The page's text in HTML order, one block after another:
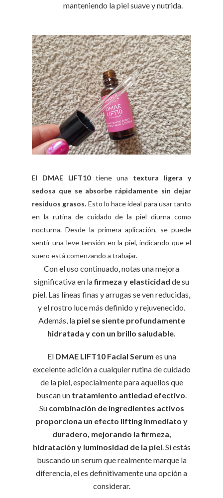
manteniendo la piel suave y nutrida.
El DMAE LIFT10 tiene una textura ligera y
sedosa que se absorbe rápidamente sin dejar
residuos grasos. Esto lo hace ideal para usar tanto
en la rutina de cuidado de la piel diurna como
nocturna. Desde la primera aplicación, se puede
sentir una leve tensión en la piel, indicando que el
suero está comenzando a trabajar.
Con el uso continuado, notas una mejora
significativa en lafirmeza y elasticidad de su
piel. Las líneas finas y arrugas se ven reducidas,
y el rostro luce más definido y rejuvenecido.
Además, la piel se siente profundamente
hidratada y con un brillo saludable.
El DMAE LIFT10 Facial Serum es una
excelente adición a cualquier rutina de cuidado
de la piel, especialmente para aquellos que
buscan un tratamiento antiedad efectivo.
Sucombinación de ingredientes activos
proporciona un efecto lifting inmediato y
duradero, mejorando la firmeza,
hidratación y luminosidad de la piel. Si estás
buscando un serum que realmente marque la
diferencia, el es definitivamente una opción a
considerar.